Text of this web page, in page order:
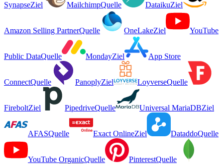
SynapseZiel MailchimpQuelle DataikuZiel
Amazon Selling PartnerQuelle OneLakeZiel YouTube
Public DataQuelle MondayZiel App Store
ConnectQuelle PanoplyZiel LoyverseQuelle
FireboltZiel PipedriveQuelle Universal MariaDBZiel
AFASQuelle Exact OnlineZiel DataddoQuelle
YouTube OrganicQuelle PinterestQuelle